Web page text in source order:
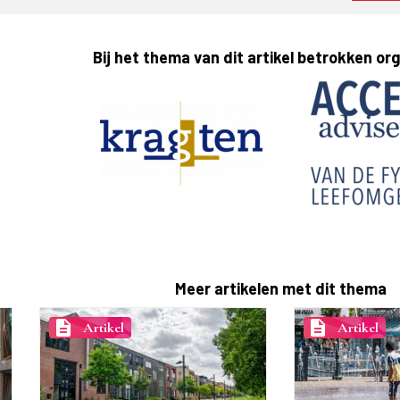
Bij het thema van dit artikel betrokken
Meer artikelen met dit thema
description Artikel description Artikel